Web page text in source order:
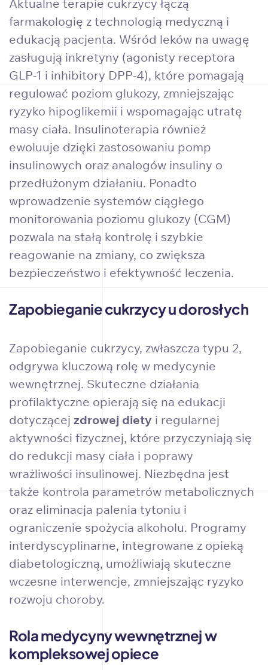
Aktualne terapie cukrzycy łączą
farmakologię z technologią medyczną i
edukacją pacjenta. Wśród leków na uwagę
zasługują inkretyny (agonisty receptora
GLP-1 i inhibitory DPP-4), które pomagają
regulować poziom glukozy, zmniejszając
ryzyko hipoglikemii i wspomagając utratę
masy ciała. Insulinoterapia również
ewoluuje dzięki zastosowaniu pomp
insulinowych oraz analogów insuliny o
przedłużonym działaniu. Ponadto
wprowadzenie systemów ciągłego
monitorowania poziomu glukozy (CGM)
pozwala na stałą kontrolę i szybkie
reagowanie na zmiany, co zwiększa
bezpieczeństwo i efektywność leczenia.
Zapobieganie cukrzycy u dorosłych
Zapobieganie cukrzycy, zwłaszcza typu 2,
odgrywa kluczową rolę w medycynie
wewnętrznej. Skuteczne działania
profilaktyczne opierają się na edukacji
dotyczącej zdrowej diety i regularnej
aktywności fizycznej, które przyczyniają się
do redukcji masy ciała i poprawy
wrażliwości insulinowej. Niezbędna jest
także kontrola parametrów metabolicznych
oraz eliminacja palenia tytoniu i
ograniczenie spożycia alkoholu. Programy
interdyscyplinarne, integrowane z opieką
diabetologiczną, umożliwiają skuteczne
wczesne interwencje, zmniejszając ryzyko
rozwoju choroby.
Rola medycyny wewnętrznej w
kompleksowej opiece